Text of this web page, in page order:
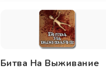
Битва На Выживание